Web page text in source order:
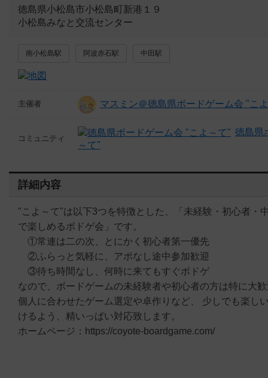
徳島県小松島市小松島町新港１９
小松島みなと交流センター
南小松島駅 阿波赤石駅 中田駅
主催者 マスミン＠徳島県ボードゲーム会 "こ
コミュニティ
徳島県
～て"
詳細内容
"こよ～て"は以下3つを特徴とした、「未経験・初心者・
で楽しめるボドゲ会」です。
①常連は二の次、とにかく初心者第一優先
②ふらっと気軽に、アポなし途中参加歓迎
③待ち時間なし、何時に来てもすぐボドゲ
なので、ボードゲームの未経験者や初心者の方は特に大
個人に合わせたゲーム選定や卓作りなど、 少しでも楽し
けるよう、精いっぱい対応致します。
ホームページ：https://coyote-boardgame.com/